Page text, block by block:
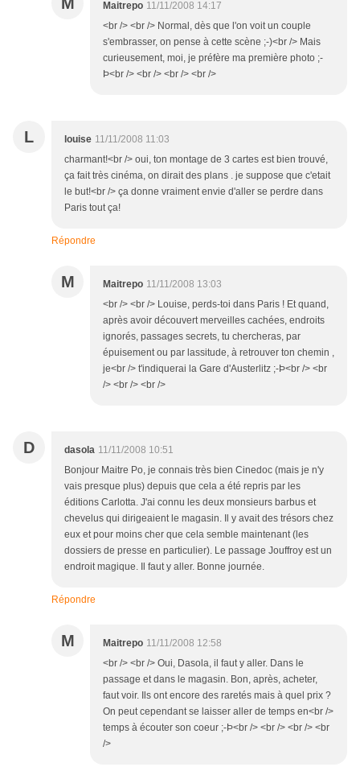
Maitrepo 11/11/2008 14:17
<br /> <br /> Normal, dès que l'on voit un couple
s'embrasser, on pense à cette scène ;-)<br /> Mais
curieusement, moi, je préfère ma première photo ;-
Þ<br /> <br /> <br /> <br />
L louise 11/11/2008 11:03
charmant!<br /> oui, ton montage de 3 cartes est bien trouvé,
ça fait très cinéma, on dirait des plans . je suppose que c'etait
le but!<br /> ça donne vraiment envie d'aller se perdre dans
Paris tout ça!
Répondre
M Maitrepo 11/11/2008 13:03
<br /> <br /> Louise, perds-toi dans Paris ! Et quand,
après avoir découvert merveilles cachées, endroits
ignorés, passages secrets, tu chercheras, par
épuisement ou par lassitude, à retrouver ton chemin ,
je<br /> t'indiquerai la Gare d'Austerlitz ;-Þ<br /> <br
/> <br /> <br />
D dasola 11/11/2008 10:51
Bonjour Maitre Po, je connais très bien Cinedoc (mais je n'y
vais presque plus) depuis que cela a été repris par les
éditions Carlotta. J'ai connu les deux monsieurs barbus et
chevelus qui dirigeaient le magasin. Il y avait des trésors chez
eux et pour moins cher que cela semble maintenant (les
dossiers de presse en particulier). Le passage Jouffroy est un
endroit magique. Il faut y aller. Bonne journée.
Répondre
M Maitrepo 11/11/2008 12:58
<br /> <br /> Oui, Dasola, il faut y aller. Dans le
passage et dans le magasin. Bon, après, acheter,
faut voir. Ils ont encore des raretés mais à quel prix ?
On peut cependant se laisser aller de temps en<br />
temps à écouter son coeur ;-Þ<br /> <br /> <br /> <br
/>